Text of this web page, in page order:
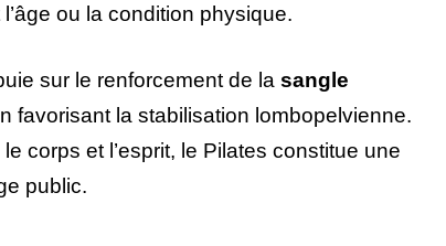
ou la condition physique.
sur le renforcement de la sangle
favorisant la stabilisation lombopelvienne.
corps et l’esprit, le Pilates constitue une
public.